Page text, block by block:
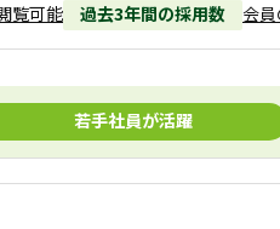
覧可能 過去3年間の採用数 会
若手社員が活躍